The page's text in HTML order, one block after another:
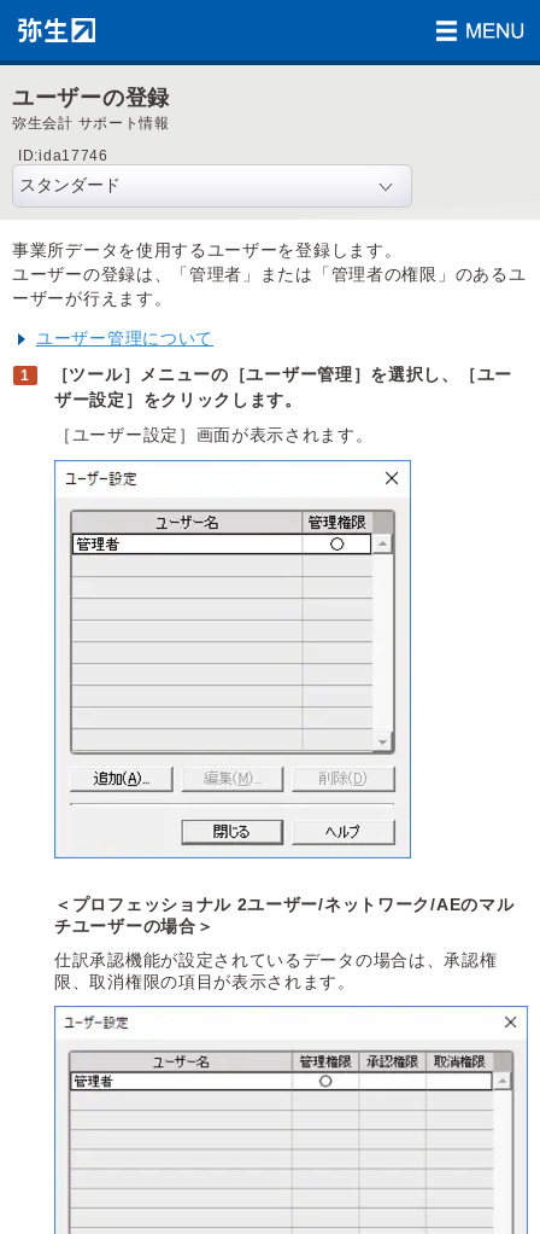
ユーザーの登録
弥生会計 サポート情報
ID:ida17746
事業所データを使用するユーザーを登録します。
ユーザーの登録は、「管理者」または「管理者の権限」のあるユ
ーザーが行えます。
ユーザー管理について
［ツール］メニューの［ユーザー管理］を選択し、［ユー
ザー設定］をクリックします。
［ユーザー設定］画面が表示されます。
＜プロフェッショナル 2ユーザー/ネットワーク/AEのマル
チユーザーの場合＞
仕訳承認機能が設定されているデータの場合は、承認権
限、取消権限の項目が表示されます。